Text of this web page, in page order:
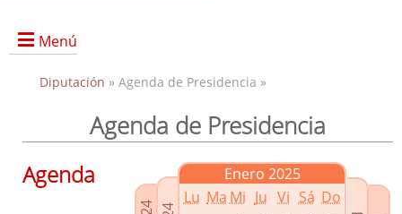
Menú
Presidencia
Grupos Políticos
Diputación » Agenda de Presidencia »
Agenda de Presidencia
Enero 2025
Lu Ma Mi Ju Vi Sá Do
Agenda